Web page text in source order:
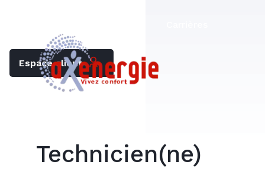
Espace client
Technicien(ne)